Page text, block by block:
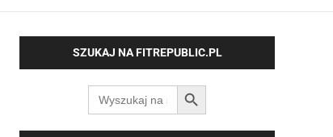
SZUKAJ NA FITREPUBLIC.PL
Search
for:
SEARCH BUTTON